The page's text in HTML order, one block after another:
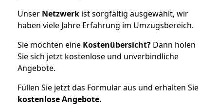
Unser Netzwerk ist sorgfältig ausgewählt, wir
haben viele Jahre Erfahrung im Umzugsbereich.
Sie möchten eine Kostenübersicht? Dann holen
Sie sich jetzt kostenlose und unverbindliche
Angebote.
Füllen Sie jetzt das Formular aus und erhalten Sie
kostenloseAngebote.